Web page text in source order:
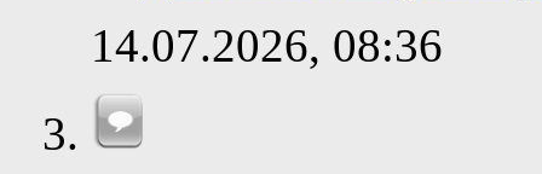
14.07.2026, 08:36